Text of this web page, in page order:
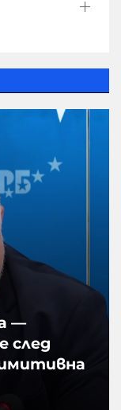
—
след